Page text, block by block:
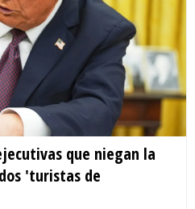
que niegan la
'turistas de